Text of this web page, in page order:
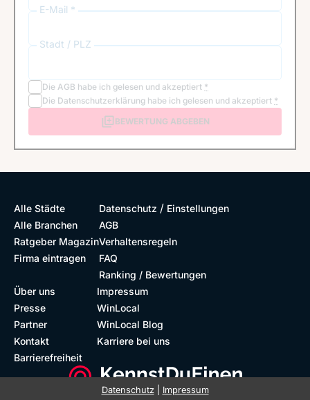
E-Mail *
Stadt / PLZ
Die AGB habe ich gelesen und akzeptiert *
Die Datenschutzerklärung habe ich gelesen und akzeptiert *
BEWERTUNG ABGEBEN
Alle Städte
Alle Branchen
Ratgeber Magazin
Firma eintragen
Datenschutz / Einstellungen
AGB
Verhaltensregeln
FAQ
Ranking / Bewertungen
Über uns
Presse
Partner
Kontakt
Barrierefreiheit
Impressum
WinLocal
WinLocal Blog
Karriere bei uns
Datenschutz| Impressum